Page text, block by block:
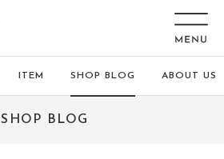
ITEM SHOP BLOG ABOUT US
SHOP BLOG